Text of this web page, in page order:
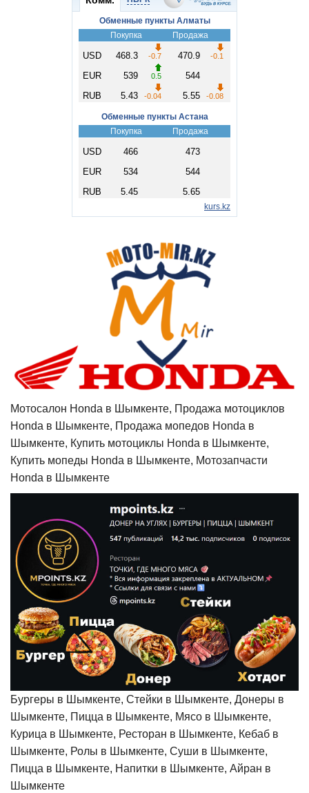
Мотосалон Honda в Шымкенте, Продажа мотоциклов
Honda в Шымкенте, Продажа мопедов Honda в
Шымкенте, Купить мотоциклы Honda в Шымкенте,
Купить мопеды Honda в Шымкенте, Мотозапчасти
Honda в Шымкенте
Бургеры в Шымкенте, Стейки в Шымкенте, Донеры в
Шымкенте, Пицца в Шымкенте, Мясо в Шымкенте,
Курица в Шымкенте, Ресторан в Шымкенте, Кебаб в
Шымкенте, Ролы в Шымкенте, Суши в Шымкенте,
Пицца в Шымкенте, Напитки в Шымкенте, Айран в
Шымкенте